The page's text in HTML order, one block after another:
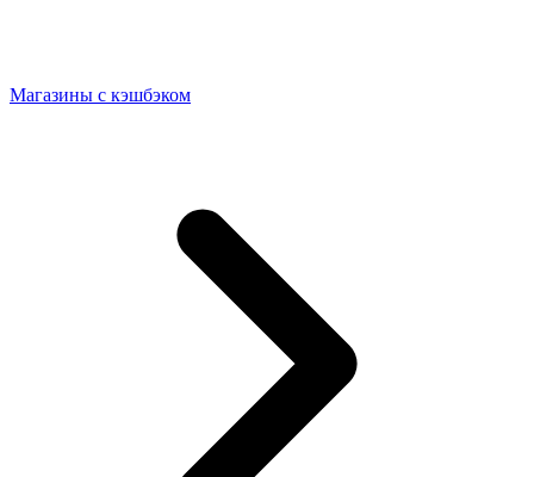
Магазины с кэшбэком